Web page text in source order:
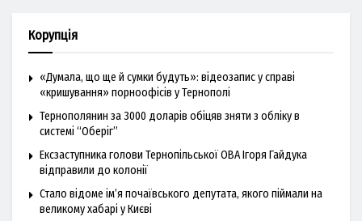
Корупція
«Думала, що ще й сумки будуть»: відеозапис у справі
«кришування» порноофісів у Тернополі
Тернополянин за 3000 доларів обіцяв зняти з обліку в
системі “Оберіг”
Ексзаступника голови Тернопільської ОВА Ігоря Гайдука
відправили до колонії
Стало відоме ім’я почаївського депутата, якого піймали на
великому хабарі у Києві